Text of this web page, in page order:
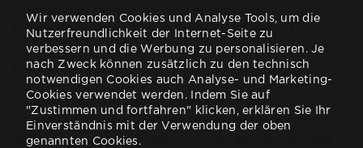
produzieren mehr als 6.000 Mitarbeiter
hochwertige Tore, Türen, Zargen und Antriebe für
den Einsatz in privaten und gewerblich genutzten
Immobilien.
Hauptsitz der weltweit agierenden Hörmann
Gruppe ist die westfälische Kleinstadt Steinhagen
in Deutschland. Das nach wie vor familiengeführte
Wir verwenden Cookies und Analyse Tools, um die
Nutzerfreundlichkeit der Internet-Seite zu
verbessern und die Werbung zu personalisieren. Je
nach Zweck können zusätzlich zu den technisch
notwendigen Cookies auch Analyse- und Marketing-
Cookies verwendet werden. Indem Sie auf
"Zustimmen und fortfahren" klicken, erklären Sie Ihr
Einverständnis mit der Verwendung der oben
genannten Cookies.